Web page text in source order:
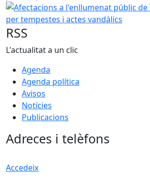
Afectacions a l'enllumenat públic de
RSS
L'actualitat a un clic
Agenda
Agenda política
Avisos
Notícies
Publicacions
Adreces i telèfons
Accedeix